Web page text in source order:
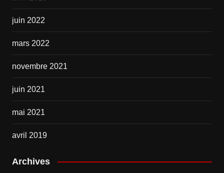
juin 2022
mars 2022
novembre 2021
juin 2021
mai 2021
avril 2019
Archives